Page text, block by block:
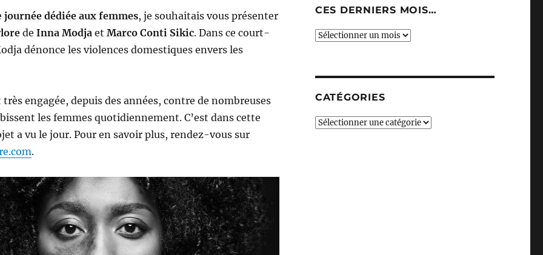
journée dédiée aux femmes, je souhaitais vous présenter
de Inna Modja et Marco Conti Sikic. Dans ce court-
dénonce les violences domestiques envers les
très engagée, depuis des années, contre de nombreuses
les femmes quotidiennement. C’est dans cette
a vu le jour. Pour en savoir plus, rendez-vous sur
.
CES DERNIERS MOIS…
Ces
CATÉGORIES
Catégories